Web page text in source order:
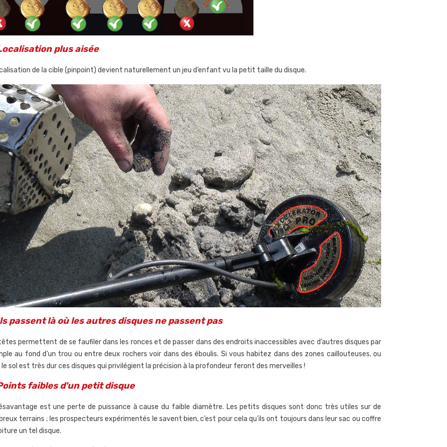
plus aisée
de la cible (pinpoint) devient naturellement un jeu d’enfant vu la petit taille du disque.
passent là où les autres disques ne passent pas
permettent de se faufiler dans les ronces et de passer dans des endroits inaccessibles avec d’autres disques par
au fond d’un trou ou entre deux rochers voir dans des éboulis. Si vous habitez dans des zones caillouteuses, ou
sol est très dur ces disques qui privilégient la précision à la profondeur feront des merveilles !
faibles d'un petit disque
est une perte de puissance à cause du faible diamètre. Les petits disques sont donc très utiles sur de
terrains ; les prospecteurs expérimentés le savent bien, c’est pour cela qu’ils ont toujours dans leur sac ou coffre
un tel disque.